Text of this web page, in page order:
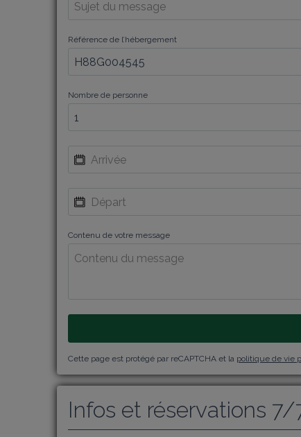
Référence de l’hébergement
Nombre de personne
Contenu de votre message
Cette page est protégé par reCAPTCHA et la politique de vie
Infos et réservations 7/